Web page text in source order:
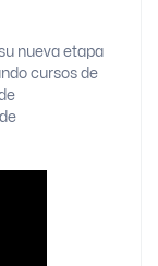
nueva etapa
cursos de